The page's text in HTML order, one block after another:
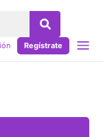
Regístrate